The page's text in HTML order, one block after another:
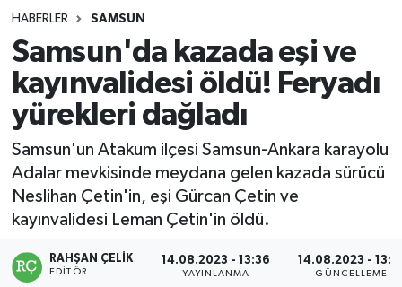
HABERLER SAMSUN
Samsun'da kazada eşi ve
kayınvalidesi öldü! Feryadı
yürekleri dağladı
Samsun'un Atakum ilçesi Samsun-Ankara karayolu
Adalar mevkisinde meydana gelen kazada sürücü
Neslihan Çetin'in, eşi Gürcan Çetin ve
kayınvalidesi Leman Çetin'in öldü.
RAHŞAN ÇELIK
EDITÖR
14.08.2023 - 13:36
YAYINLANMA
14.08.2023 -
GÜNCELLEME
Sokak Röportajları
Dünya
Sağlık
Yemek
Samsun Namaz Vakitleri
Samsun Trafik Yoğunluk Haritası
Süper Lig Puan Durumu ve Fikstür
Son Dakika Haberleri
Haber Arşivi